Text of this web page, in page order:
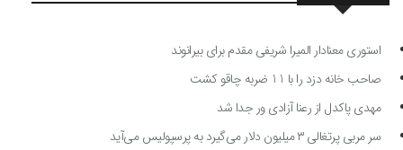
استوری معنادار المیرا شریفی مقدم برای بیرانوند
صاحب خانه دزد را با 11 ضربه چاقو کشت
مهدی پاکدل از رعنا آزادی ور جدا شد
سر مربی پرتغالی ۳ میلیون دلار می‌گیرد به پرسپولیس می‌آید